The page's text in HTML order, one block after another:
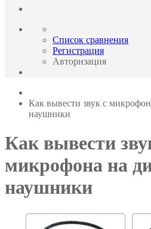
Список сравнения
Регистрация
Авторизация
Как вывести звук с
наушники
Как вывести
микрофона на
наушники